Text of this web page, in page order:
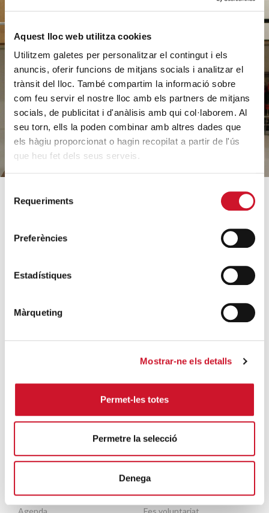
Aquest lloc web utilitza cookies
Utilitzem galetes per personalitzar el contingut i els
anuncis, oferir funcions de mitjans socials i analitzar el
trànsit del lloc. També compartim la informació sobre
com feu servir el nostre lloc amb els partners de mitjans
socials, de publicitat i d'anàlisis amb qui col·laborem. Al
seu torn, ells la poden combinar amb altres dades que
els hàgiu proporcionat o hagin recopilat a partir de l'ús
que heu fet dels seus serveis.
Requeriments
Preferències
Estadístiques
Màrqueting
Mostrar-ne els detalls
Permet-les totes
Permetre la selecció
Denega
Ajuda'ns
a ajudar
FES UN DONATIU
Qui som?
Orientacions estratègiques
Arxiu històric
voluntariat
Acollida i acompanyament
Formació i inserció laboral
Ajuda a necessitats
bàsiques
Persones grans
Necessites ajuda?